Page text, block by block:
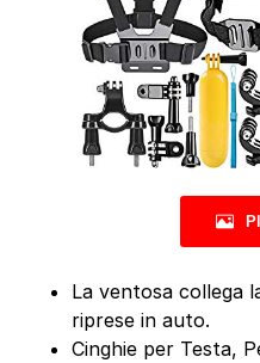
La ventosa collega
riprese in auto.
Cinghie per Testa,